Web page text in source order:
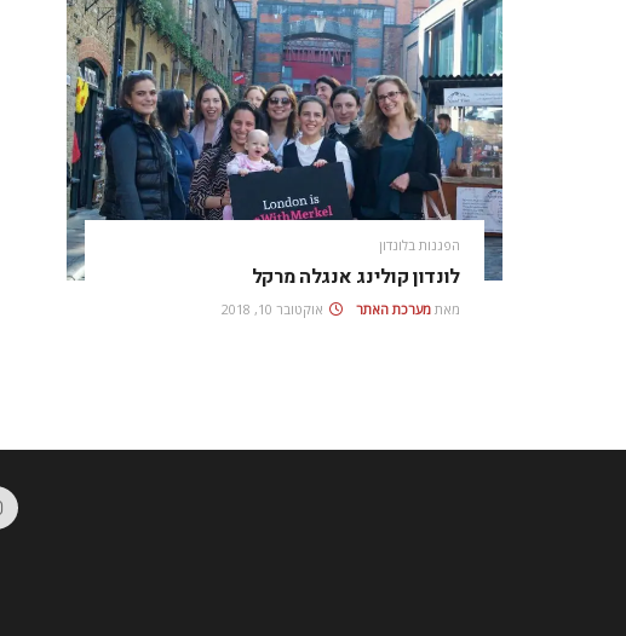
הפגנות בלונדון
לונדון קולינג אנגלה מרקל
מאת מערכת האתר אוקטובר 10, 2018